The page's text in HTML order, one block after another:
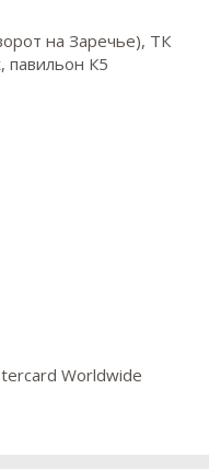
на Заречье), ТК
павильон К5